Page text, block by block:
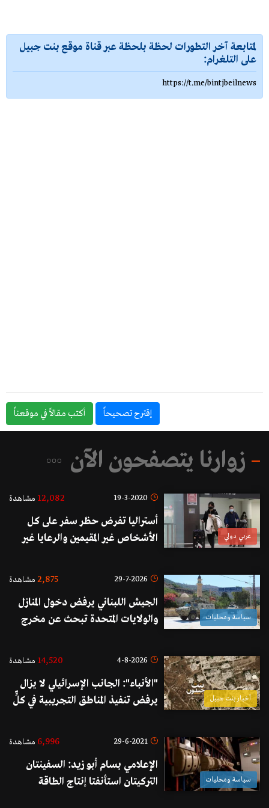
لمتابعة آخر التطورات لحظة بلحظة عبر قناة موقع بنت جبيل
على التلغرام:
https://t.me/bintjbeilnews
إقترح تصحيحاً أكتب مقالاً في موقعناً
زوارنا يتصفحون الآن
عربي دولي
19-3-2020
12,082 مشاهدة
أستراليا تفرض حظر سفر على كل
الأشخاص غير المقيمين والرعايا غير
سياسة ومحليات
29-7-2026
2,875 مشاهدة
الجيش اللبناني يرفض دخول المنازل
والولايات المتحدة تبحث عن مخرج
أخبار بنت جبيل
4-8-2026
14,520 مشاهدة
"الأنباء": الجانب الإسرائيلي لا يزال
يرفض تنفيذ المناطق التجريبية في كلٍّ
سياسة ومحليات
29-6-2021
6,996 مشاهدة
الإعلامي بسام أبو زيد: السفينتان
التركيتان استأنفتا إنتاج الطاقة